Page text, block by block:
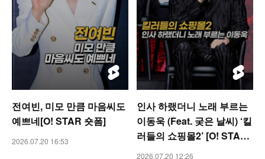
전여빈, 미모 만큼 마음씨도
예쁘네[O! STAR 숏폼]
2026.07.20 16:53
인사 하랬더니 노래 부르는
이동욱 (Feat. 궂은 날씨) ‘킬
러들의 쇼핑몰2’ [O! STAR
숏폼]
2026.07.20 12:26